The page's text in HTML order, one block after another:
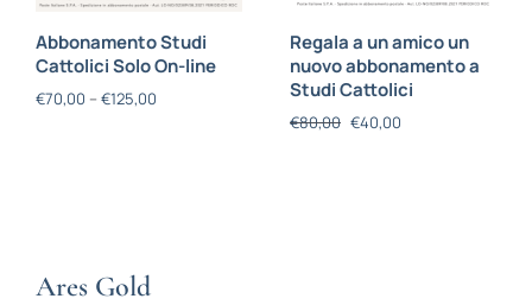
Abbonamento Studi
Cattolici Solo On-line
€70,00 – €125,00
Regala a un amico un
nuovo abbonamento a
Studi Cattolici
€80,00 €40,00
Ares Gold